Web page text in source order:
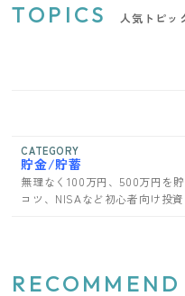
TOPICS 人気トピッ
CATEGORY
貯金/貯蓄
無理なく100万円、500万円を
コツ、NISAなど初心者向け投資
RECOMMEND